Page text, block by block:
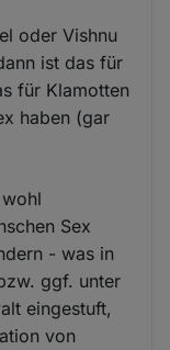
oder Vishnu
ist das für
für Klamotten
haben (gar
Sex
- was in
ggf. unter
eingestuft,
von